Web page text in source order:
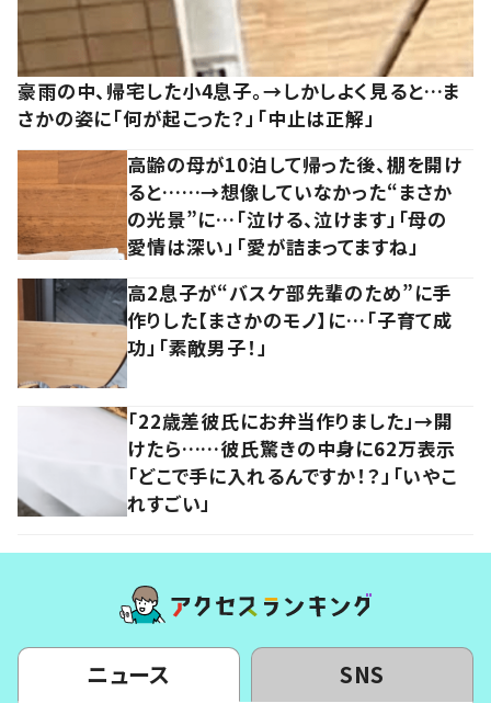
豪雨の中、帰宅した小4息子。→しかしよく見ると…ま
さかの姿に「何が起こった？」「中止は正解」
高齢の母が10泊して帰った後、棚を開け
ると……→想像していなかった“まさか
の光景”に…「泣ける、泣けます」「母の
愛情は深い」「愛が詰まってますね」
高2息子が“バスケ部先輩のため”に手
作りした【まさかのモノ】に…「子育て成
功」「素敵男子！」
「22歳差彼氏にお弁当作りました」→開
けたら……彼氏驚きの中身に62万表示
「どこで手に入れるんですか！？」「いやこ
れすごい」
ニュース SNS